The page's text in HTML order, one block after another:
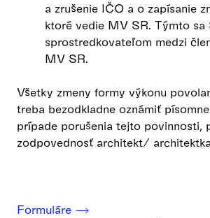
a zrušenie IČO a o zapísanie
ktoré vedie MV SR. Týmto sa
sprostredkovateľom medzi
MV SR.
Všetky zmeny formy výkonu
treba bezodkladne oznámiť
prípade porušenia tejto povinnosti,
zodpovednosť architekt/ architektka.
Formuláre ⟶